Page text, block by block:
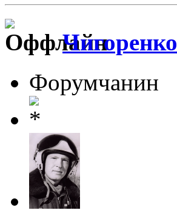
Чигоренко
Форумчанин